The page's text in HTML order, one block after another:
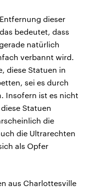
dieser
bedeutet, dass
natürlich
verbannt wird.
diese Statuen in
sei es durch
Insofern ist es nicht
Statuen
die
die Ultrarechten
als Opfer
aus Charlottesville